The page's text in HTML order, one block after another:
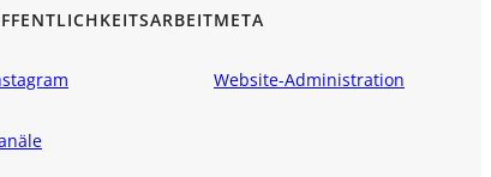
META
Website-Administration